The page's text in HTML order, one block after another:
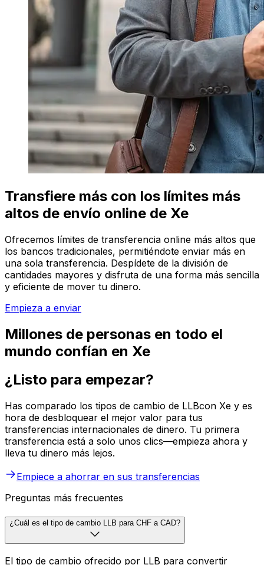
Transfiere más con los límites más
altos de envío online de Xe
Ofrecemos límites de transferencia online más altos que
los bancos tradicionales, permitiéndote enviar más en
una sola transferencia. Despídete de la división de
cantidades mayores y disfruta de una forma más sencilla
y eficiente de mover tu dinero.
Empieza a enviar
Millones de personas en todo el
mundo confían en Xe
¿Listo para empezar?
Has comparado los tipos de cambio de LLBcon Xe y es
hora de desbloquear el mejor valor para tus
transferencias internacionales de dinero. Tu primera
transferencia está a solo unos clics—empieza ahora y
lleva tu dinero más lejos.
Empiece a ahorrar en sus transferencias
Preguntas más frecuentes
¿Cuál es el tipo de cambio LLB para CHF a CAD?
El tipo de cambio ofrecido por LLB para convertir